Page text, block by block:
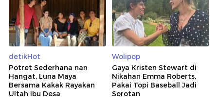
detikHot
Potret Sederhana nan
Hangat, Luna Maya
Bersama Kakak Rayakan
Ultah Ibu Desa
Wolipop
Gaya Kristen Stewart di
Nikahan Emma Roberts,
Pakai Topi Baseball Jadi
Sorotan